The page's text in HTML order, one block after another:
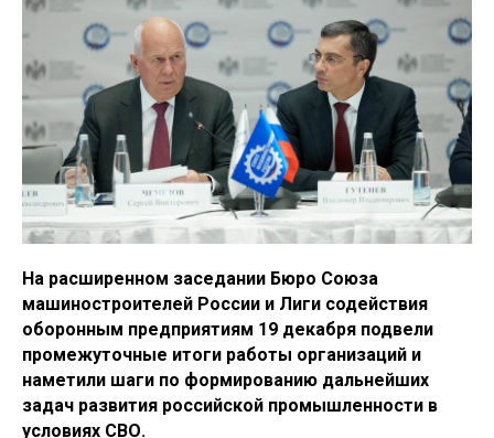
На расширенном заседании Бюро Союза
машиностроителей России и Лиги содействия
оборонным предприятиям 19 декабря подвели
промежуточные итоги работы организаций и
наметили шаги по формированию дальнейших
задач развития российской промышленности в
условиях СВО.